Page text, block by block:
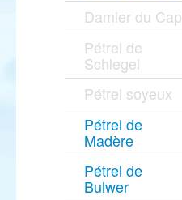
Damier du Cap
Pétrel de
Schlegel
Pétrel soyeux
Pétrel de
Madère
Pétrel de
Bulwer